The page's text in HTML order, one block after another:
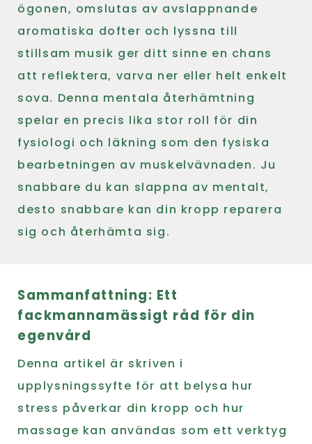
ögonen, omslutas av avslappnande
aromatiska dofter och lyssna till
stillsam musik ger ditt sinne en chans
att reflektera, varva ner eller helt enkelt
sova. Denna mentala återhämtning
spelar en precis lika stor roll för din
fysiologi och läkning som den fysiska
bearbetningen av muskelvävnaden. Ju
snabbare du kan slappna av mentalt,
desto snabbare kan din kropp reparera
sig och återhämta sig.
Sammanfattning: Ett
fackmannamässigt råd för din
egenvård
Denna artikel är skriven i
upplysningssyfte för att belysa hur
stress påverkar din kropp och hur
massage kan användas som ett verktyg